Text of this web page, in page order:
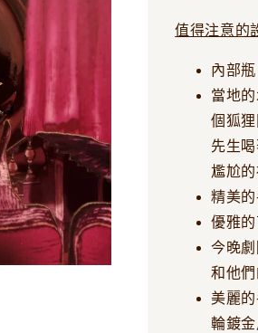
值得注意的
內部
當地
個狐
先生
尷尬
精美
優雅
今晚
和他
美麗
輪鍍